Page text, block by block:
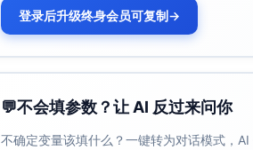
登录后升级终身会员可复制→
💬不会填参数？让 AI 反过来问你
不确定变量该填什么？一键转为对话模式，